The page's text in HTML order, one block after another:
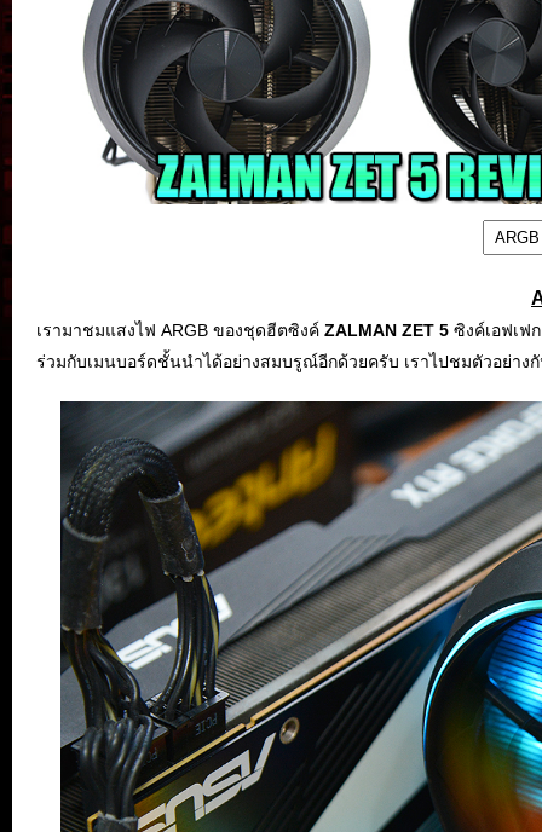
เรามาชมแสงไฟ ARGB ของชุดฮีตซิงค์ ZALMAN ZET 5 ซิงค์เอฟเฟ
ร่วมกับเมนบอร์ดชั้นนำได้อย่างสมบรูณ์อีกด้วยครับ เราไปชมตัวอย่าง